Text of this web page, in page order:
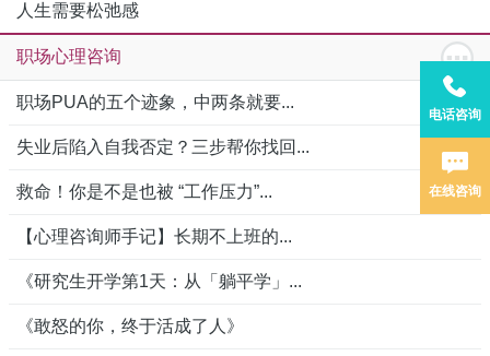
人生需要松弛感
职场心理咨询
职场PUA的五个迹象，中两条就要...
失业后陷入自我否定？三步帮你找回...
救命！你是不是也被 “工作压力”...
【心理咨询师手记】长期不上班的...
《研究生开学第1天：从「躺平学」...
《敢怒的你，终于活成了人》
电话咨询
在线咨询